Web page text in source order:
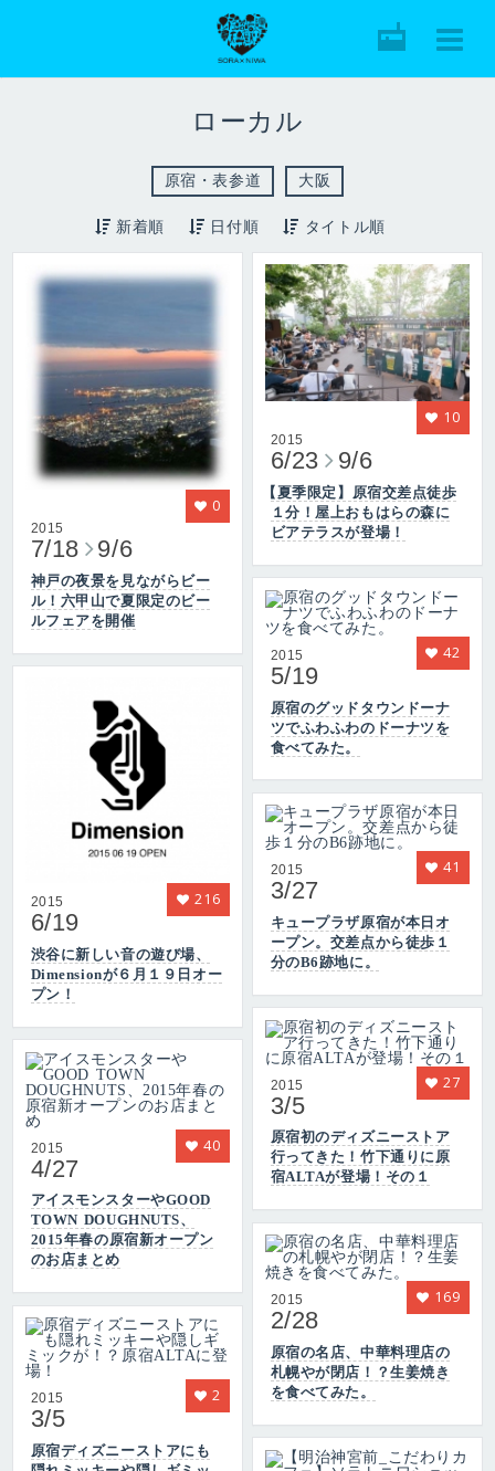
ローカル
原宿・表参道 大阪
新着順 日付順 タイトル順
2015
7/18 9/6
神戸の夜景を見ながらビー
ル！六甲山で夏限定のビー
ルフェアを開催
0
2015
6/19
渋谷に新しい音の遊び場、
Dimensionが６月１９日オー
プン！
216
2015
4/27
アイスモンスターやGOOD
TOWN DOUGHNUTS、
2015年春の原宿新オープン
のお店まとめ
40
2015
3/5
原宿ディズニーストアにも
2
2015
6/23 9/6
【夏季限定】原宿交差点徒歩
１分！屋上おもはらの森に
ビアテラスが登場！
10
2015
5/19
原宿のグッドタウンドーナ
ツでふわふわのドーナツを
食べてみた。
42
2015
3/27
キュープラザ原宿が本日オ
ープン。交差点から徒歩１
分のB6跡地に。
41
2015
3/5
原宿初のディズニーストア
行ってきた！竹下通りに原
宿ALTAが登場！その１
27
2015
2/28
原宿の名店、中華料理店の
札幌やが閉店！？生姜焼き
を食べてみた。
169